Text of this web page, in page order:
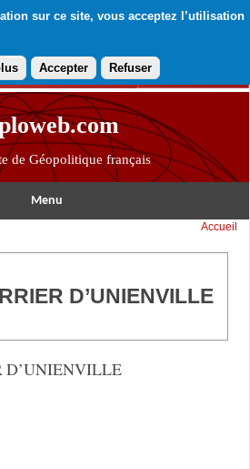
sur ce site, vous acceptez l’utilisation
Accepter Refuser
de Géopolitique français
Menu
Accueil
D’UNIENVILLE
D’UNIENVILLE